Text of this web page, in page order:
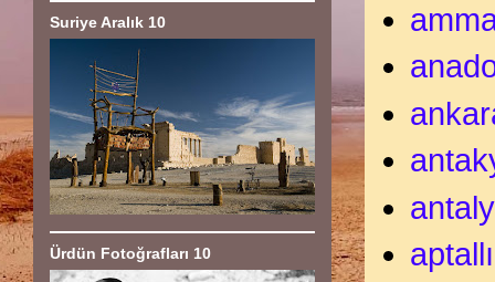
Suriye Aralık 10
Ürdün Fotoğrafları 10